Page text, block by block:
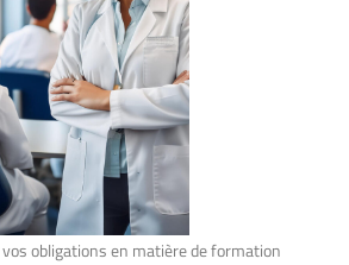
vos obligations en matière de formation